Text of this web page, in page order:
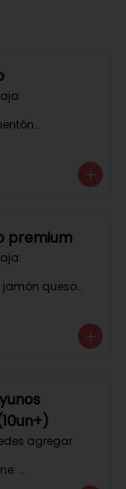
premium
jamón queso
agregar